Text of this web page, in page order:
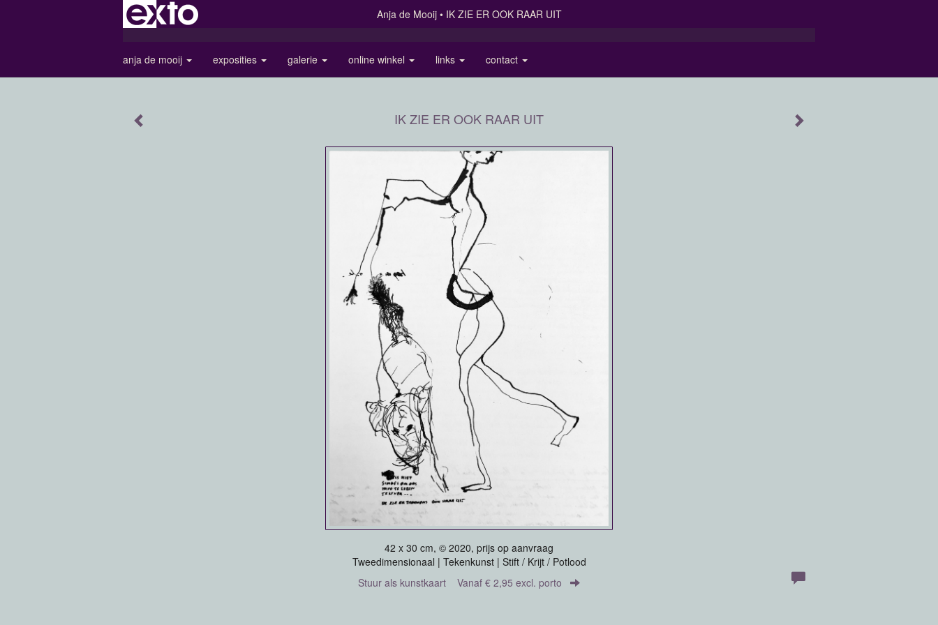
Anja de Mooij IK ZIE ER OOK RAAR UIT
anja de mooij exposities galerie online winkel links contact
IK ZIE ER OOK RAAR UIT
42 x 30 cm, © 2020, prijs op aanvraag
Tweedimensionaal | Tekenkunst | Stift / Krijt / Potlood
Stuur als kunstkaart Vanaf € 2,95 excl. porto